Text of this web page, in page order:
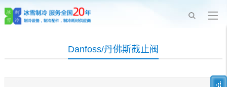
Danfoss/丹佛斯截止阀